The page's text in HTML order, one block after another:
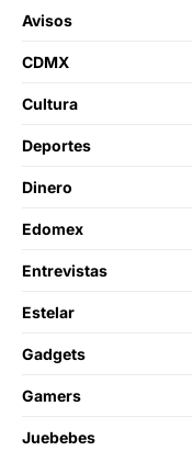
Avisos
CDMX
Cultura
Deportes
Dinero
Edomex
Entrevistas
Estelar
Gadgets
Gamers
Juebebes